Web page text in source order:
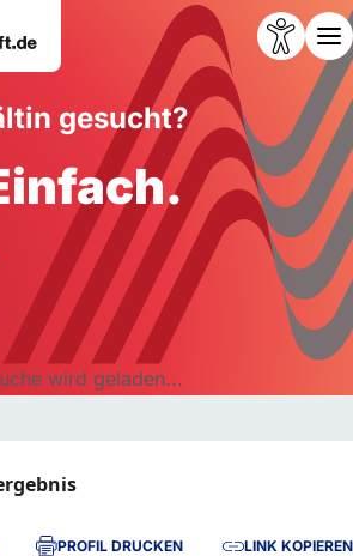
gesucht?
wird geladen...
PROFIL DRUCKEN LINK KOPIEREN